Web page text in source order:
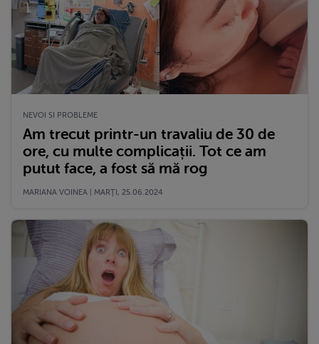
NEVOI SI PROBLEME
Am trecut printr-un travaliu de 30 de
ore, cu multe complicații. Tot ce am
putut face, a fost să mă rog
MARIANA VOINEA | MARŢI, 25.06.2024